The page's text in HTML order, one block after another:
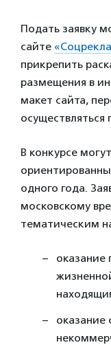
Подать заявку
сайте
прикрепить
размещения в
макет сайта,
осуществляться
В конкурсе
одного года.
московскому
тематическим